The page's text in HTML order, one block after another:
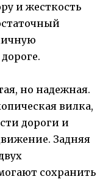
и жесткость
но надежная.
вилка,
дороги и
Задняя
сохранить